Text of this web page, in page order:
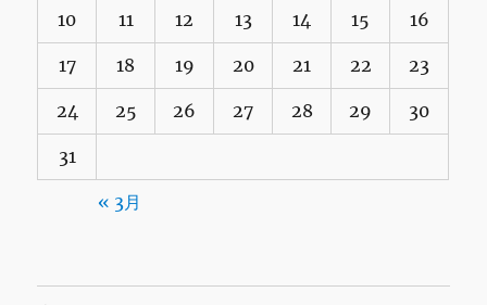
10 11 12 13 14 15 16
17 18 19 20 21 22 23
24 25 26 27 28 29 30
31
« 3月